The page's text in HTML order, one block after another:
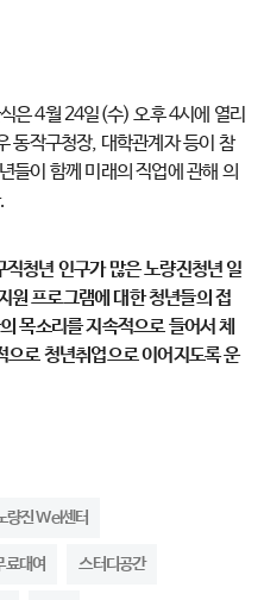
은 4월 24일(수) 오후 4시에 열리
동작구청장, 대학관계자 등이 참
들이 함께 미래의 직업에 관해 의
직청년 인구가 많은 노량진청년 일
원 프로그램에 대한 청년들의 접
목소리를 지속적으로 들어서 체
로 청년취업으로 이어지도록 운
량진 Wel센터
료대여 스터디공간